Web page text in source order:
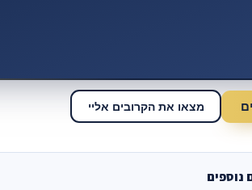
מצאו את הקרובים אליי
נוספים